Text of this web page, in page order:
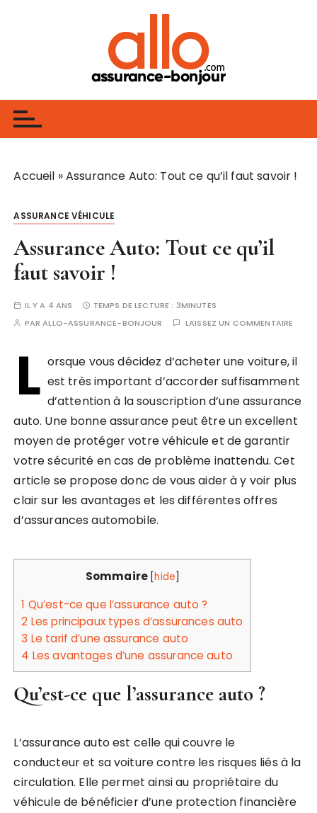
r Assurance
Accueil »Assurance Auto: Tout ce qu’il faut savoir !
ASSURANCE VÉHICULE
Assurance Auto: Tout ce qu’il
faut savoir !
IL Y A 4 ANS TEMPS DE LECTURE : 3MINUTES
PARALLO-ASSURANCE-BONJOUR LAISSEZ UN COMMENTAIRE
L orsque vous décidez d’acheter une voiture, il
est très important d’accorder suffisamment
d’attention à la souscription d’une assurance
auto. Une bonne assurance peut être un excellent
moyen de protéger votre véhicule et de garantir
votre sécurité en cas de problème inattendu. Cet
article se propose donc de vous aider à y voir plus
clair sur les avantages et les différentes offres
d’assurances automobile.
Sommaire [hide]
1 Qu’est-ce que l’assurance auto ?
2 Les principaux types d’assurances auto
3 Le tarif d’une assurance auto
4 Les avantages d’une assurance auto
Qu’est-ce que l’assurance auto ?
L’assurance auto est celle qui couvre le
conducteur et sa voiture contre les risques liés à la
circulation. Elle permet ainsi au propriétaire du
véhicule de bénéficier d’une protection financière